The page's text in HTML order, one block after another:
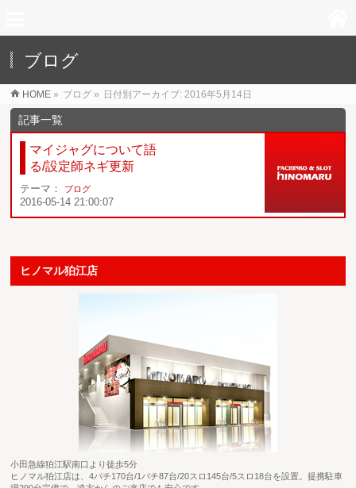
ブログ
HOME » ブログ » 日付別アーカイブ: 2016年5月14日
マイジャグについて語
る/設定師ネギ更新
テーマ： ブログ
2016-05-14 21:00:07
ヒノマル狛江店
小田急線狛江駅南口より徒歩5分
ヒノマル狛江店は、4パチ170台/1パチ87台/20スロ145台/5スロ18台を設置。提携駐車